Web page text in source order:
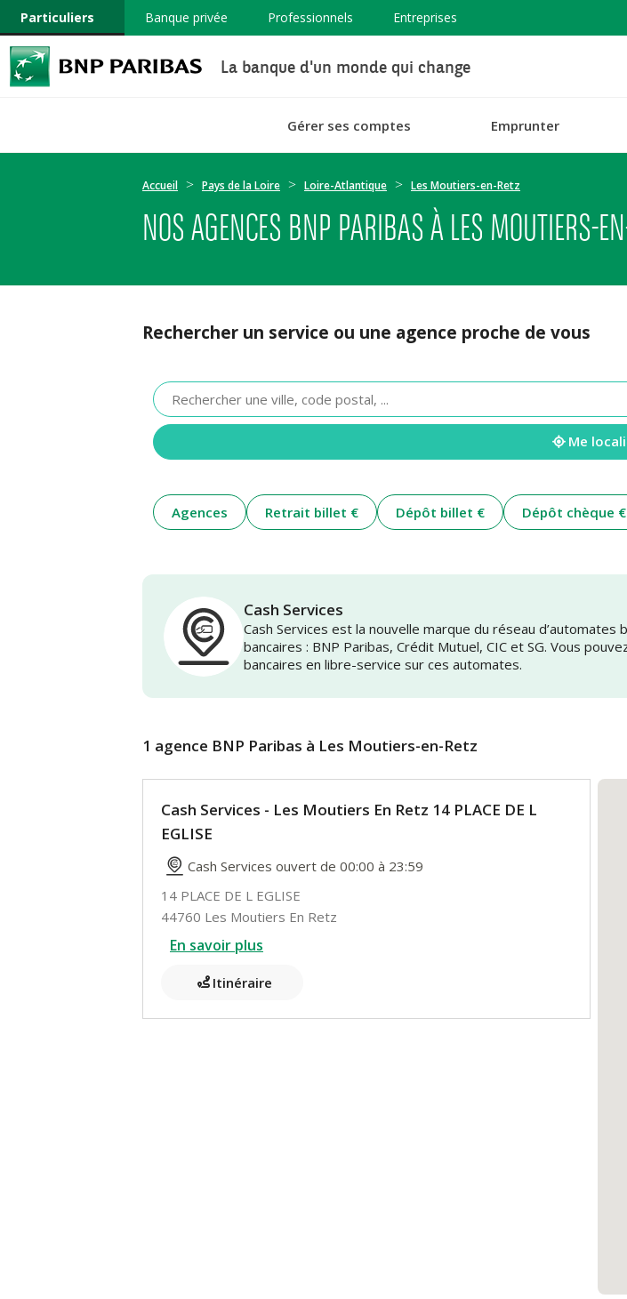
Particuliers Banque privée Professionnels Entreprises
La banque d'un monde qui change
Gérer ses comptes Emprunter
Accueil Pays de la Loire Loire-Atlantique Les Moutiers-en-Retz
NOS AGENCES BNP PARIBAS À LES MOUTIERS-
Rechercher un service ou une agence proche de vous
Veuillez
renseigner
une
adresse
Me
Agences Retrait billet € Dépôt billet € Dépôt chèque €
Cash Services
Cash Services est la nouvelle marque du réseau
bancaires : BNP Paribas, Crédit Mutuel, CIC et SG. Vous
bancaires en libre-service sur ces automates.
1 agence BNP Paribas à Les Moutiers-en-Retz
Cash Services - Les Moutiers En Retz 14 PLACE DE L
EGLISE
Cash Services ouvert de 00:00 à 23:59
14 PLACE DE L EGLISE
44760 Les Moutiers En Retz
En savoir plus
Itinéraire